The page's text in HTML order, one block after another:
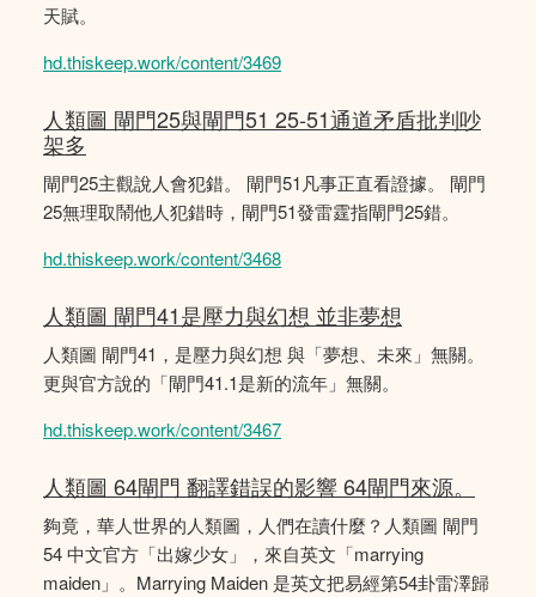
天賦。
hd.thiskeep.work/content/3469
人類圖 閘門25與閘門51 25-51通道矛盾批判吵
架多
閘門25主觀說人會犯錯。 閘門51凡事正直看證據。 閘門
25無理取鬧他人犯錯時，閘門51發雷霆指閘門25錯。
hd.thiskeep.work/content/3468
人類圖 閘門41是壓力與幻想 並非夢想
人類圖 閘門41，是壓力與幻想 與「夢想、未來」無關。
更與官方說的「閘門41.1是新的流年」無關。
hd.thiskeep.work/content/3467
人類圖 64閘門 翻譯錯誤的影響 64閘門來源。
夠竟，華人世界的人類圖，人們在讀什麼？人類圖 閘門
54 中文官方「出嫁少女」，來自英文「marrying
maiden」。Marrying Maiden 是英文把易經第54卦雷澤歸